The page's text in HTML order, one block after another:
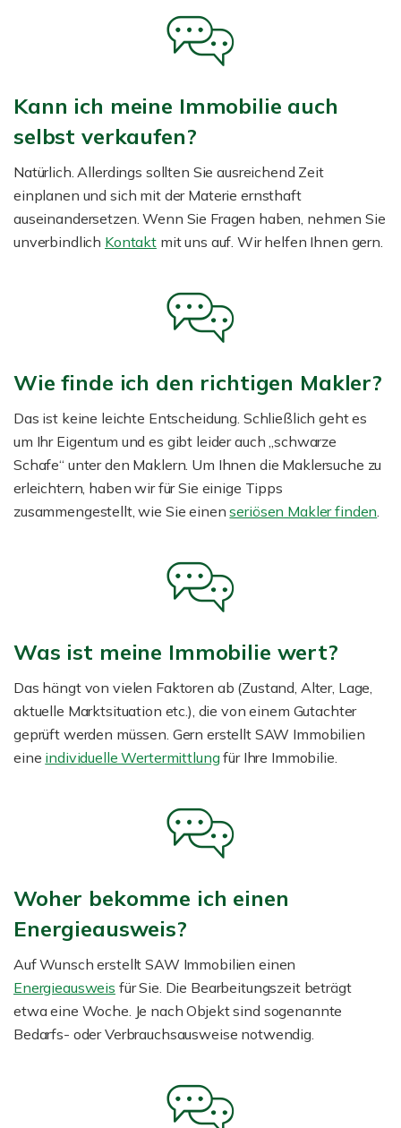
Kann ich meine Immobilie auch
selbst verkaufen?
Natürlich. Allerdings sollten Sie ausreichend Zeit
einplanen und sich mit der Materie ernsthaft
auseinandersetzen. Wenn Sie Fragen haben, nehmen Sie
unverbindlich Kontaktmit uns auf. Wir helfen Ihnen gern.
Wie finde ich den richtigen Makler?
Das ist keine leichte Entscheidung. Schließlich geht es
um Ihr Eigentum und es gibt leider auch „schwarze
Schafe“ unter den Maklern. Um Ihnen die Maklersuche zu
erleichtern, haben wir für Sie einige Tipps
zusammengestellt, wie Sie einenseriösen Makler finden.
Was ist meine Immobilie wert?
Das hängt von vielen Faktoren ab (Zustand, Alter, Lage,
aktuelle Marktsituation etc.), die von einem Gutachter
geprüft werden müssen. Gern erstellt SAW Immobilien
eine individuelle Wertermittlungfür Ihre Immobilie.
Woher bekomme ich einen
Energieausweis?
Auf Wunsch erstellt SAW Immobilien einen
Energieausweis für Sie. Die Bearbeitungszeit beträgt
etwa eine Woche. Je nach Objekt sind sogenannte
Bedarfs- oder Verbrauchsausweise notwendig.